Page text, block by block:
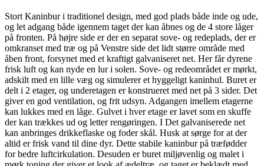
Stort Kaninbur i traditionel design, med god plads både inde og ude,
og let adgang både igennem taget der kan åbnes og de 4 store låger
på fronten. På højre side er der en separat sove- og redeplads, der er
omkranset med træ og på Venstre side det lidt større område med
åben front, forsynet med et kraftigt galvaniseret net. Her får dyrene
frisk luft og kan nyde en lur i solen. Sove- og redeområdet er mørkt,
adskilt med en lille væg og simulerer et hyggeligt kaninhul. Buret er
delt i 2 etager, og underetagen er konstrueret med net på 3 sider. Det
giver en god ventilation, og frit udsyn. Adgangen imellem etagerne
kan lukkes med en låge. Gulvet i hver etage er lavet som en skuffe
der kan trækkes ud og letter rengøringen. I Det galvaniserede net
kan anbringes drikkeflaske og foder skål. Husk at sørge for at der
altid er frisk vand til dine dyr. Dette stabile kaninbur på træfødder
for bedre luftcirkulation. Desuden er buret miljøvenlig og malet i